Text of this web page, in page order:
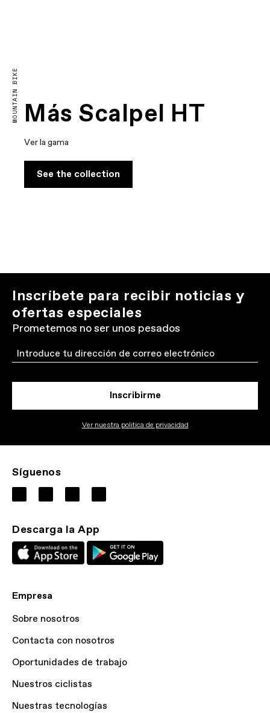
MOUNTAIN BIKE Más Scalpel HT
Ver la gama
See the collection
Inscríbete para recibir noticias y
ofertas especiales
Prometemos no ser unos pesados
Email
Inscribirme
Ver nuestra politica de privacidad
Síguenos
Descarga la App
Empresa
Sobre nosotros
Contacta con nosotros
Oportunidades de trabajo
Nuestros ciclistas
Nuestras tecnologías